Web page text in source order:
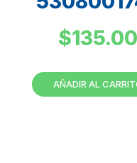
$135.00
AÑADIR AL